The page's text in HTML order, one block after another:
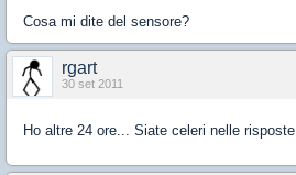
Cosa mi dite del sensore?
rgart
30 set 2011
Ho altre 24 ore... Siate celeri nelle risposte